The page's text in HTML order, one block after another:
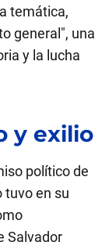
temática,
general", una
y la lucha
y exilio
político de
tuvo en su
Salvador